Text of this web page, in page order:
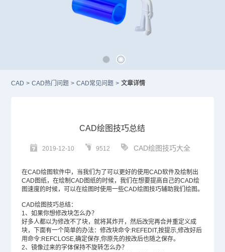
CAD > CAD热门问题 > CAD常见问题 > 文章详情
CAD绘图技巧总结
2019-12-10 9512 CAD绘图技巧大全
在CAD绘图软件中，当我们为了可以更好的使用CAD软件及绘制出
CAD图纸，在绘制CAD图纸的时候，我们在想要提高自己的CAD绘
图速度的时候，可以在绘图时使用一些CAD绘图技巧辅助我们绘图。
CAD绘图技巧总结：
1、如果你想修改块怎么办？
好多人都以为修改不了块，就将其炸开，然后改完再合并重定义成
块，下面有一个简单的办法：修改块命令:REFEDIT,按提示,修改好后
用命令:REFCLOSE,确定保存,你原先的按改后也随之保存。
2、镜像过来的字体保持不旋转怎么办？